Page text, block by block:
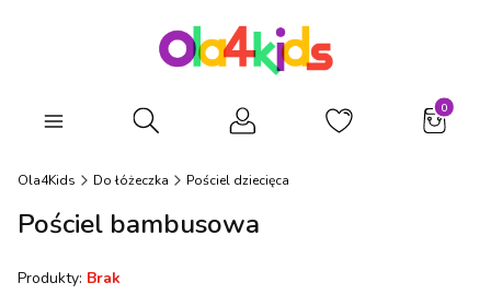
Otwórz wyszukiwarkę
Ola4Kids Do łóżeczka Pościel dziecięca
Pościel bambusowa
Produkty: Brak